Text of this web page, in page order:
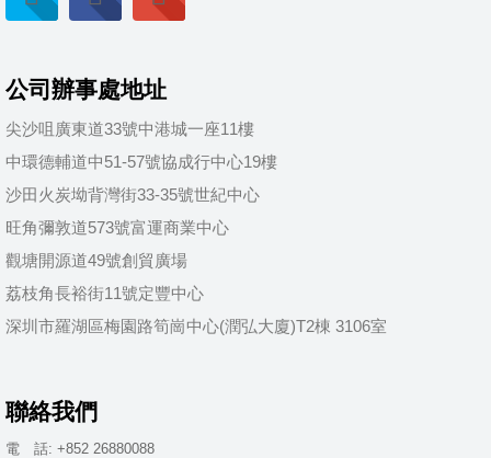
公司辦事處地址
尖沙咀廣東道33號中港城一座11樓
中環德輔道中51-57號協成行中心19樓
沙田火炭坳背灣街33-35號世紀中心
旺角彌敦道573號富運商業中心
觀塘開源道49號創貿廣場
荔枝角長裕街11號定豐中心
深圳市羅湖區梅園路筍崗中心(潤弘大廈)T2棟 3106室
聯絡我們
電 話: +852 26880088